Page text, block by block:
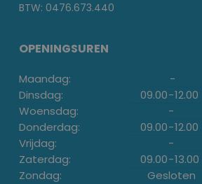
BTW: 0476.673.440
OPENINGSUREN
Maandag: -
Dinsdag:
09.00-12.00
Woensdag:
-
Donderdag:
09.00-12.00
Vrijdag:
-
Zaterdag:
09.00-13.00
Zondag:
Gesloten